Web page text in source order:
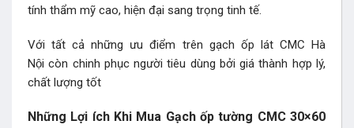
tính thẩm mỹ cao, hiện đại sang trọng tinh tế.
Với tất cả những ưu điểm trên gạch ốp lát CMC Hà
Nội còn chinh phục người tiêu dùng bởi giá thành hợp lý,
chất lượng tốt
Những Lợi ích Khi Mua Gạch ốp tường CMC 30×60